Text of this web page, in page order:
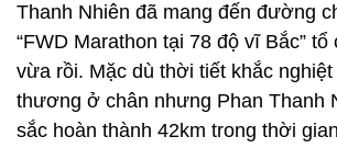
Thanh Nhiên đã mang đến đường
“FWD Marathon tại 78 độ vĩ Bắc”
vừa rồi. Mặc dù thời tiết khắc nghiệt
thương ở chân nhưng Phan Thanh
sắc hoàn thành 42km trong thời